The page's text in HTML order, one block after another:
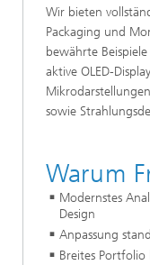
Wir bieten
Packaging und
bewährte
aktive OLED-
sowie
Warum
Modernstes
Design
Anpassung
Breites Portfolio